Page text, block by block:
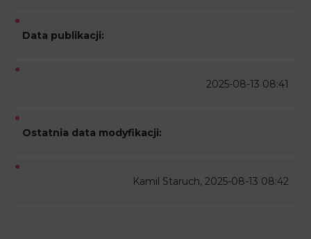
Data publikacji:
2025-08-13 08:41
Ostatnia data modyfikacji:
Kamil Staruch, 2025-08-13 08:42